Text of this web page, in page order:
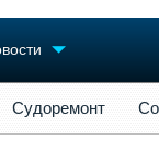
Судоремонт